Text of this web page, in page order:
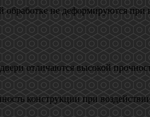
не деформируются
отличаются высокой
конструкции при